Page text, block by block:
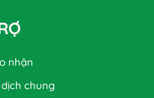
nhận
chung